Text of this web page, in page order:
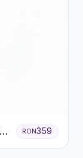
RON359